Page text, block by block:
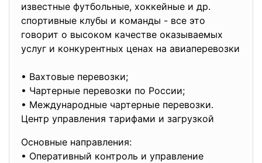
известные футбольные, хоккейные и др.
спортивные клубы и команды - все это
говорит о высоком качестве оказываемых
услуг и конкурентных ценах на авиаперевозки
• Вахтовые перевозки;
• Чартерные перевозки по России;
• Международные чартерные перевозки.
Центр управления тарифами и загрузкой
Основные направления:
• Оперативный контроль и управление